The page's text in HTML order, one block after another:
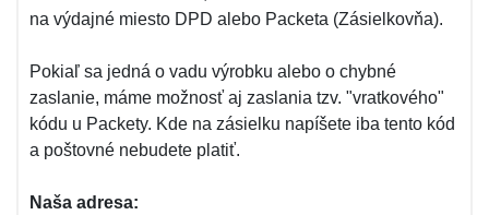
na výdajné miesto DPD alebo Packeta (Zásielkovňa).
Pokiaľ sa jedná o vadu výrobku alebo o chybné
zaslanie, máme možnosť aj zaslania tzv. "vratkového"
kódu u Packety. Kde na zásielku napíšete iba tento kód
a poštovné nebudete platiť.
Naša adresa: